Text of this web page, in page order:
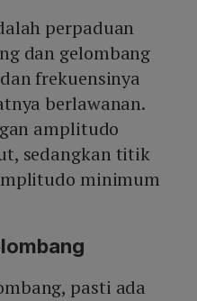
perpaduan
dan gelombang
frekuensinya
berlawanan.
amplitudo
sedangkan titik
minimum
pasti ada